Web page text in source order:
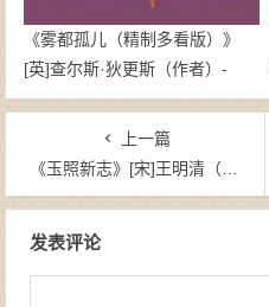
《雾都孤儿（精制多看版）》
[英]查尔斯·狄更斯（作者）-
epub+mobi
上一篇
《玉照新志》[宋]王明清（作者）-epub+mobi+azw3
发表评论